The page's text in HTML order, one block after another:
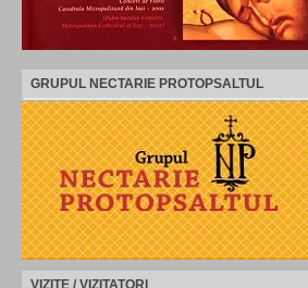
GRUPUL NECTARIE PROTOPSALTUL
VIZITE / VIZITATORI